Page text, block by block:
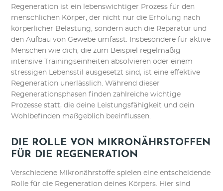
Regeneration ist ein lebenswichtiger Prozess für den
menschlichen Körper, der nicht nur die Erholung nach
körperlicher Belastung, sondern auch die Reparatur und
den Aufbau von Gewebe umfasst. Insbesondere für aktive
Menschen wie dich, die zum Beispiel regelmäßig
intensive Trainingseinheiten absolvieren oder einem
stressigen Lebensstil ausgesetzt sind, ist eine effektive
Regeneration unerlässlich. Während dieser
Regenerationsphasen finden zahlreiche wichtige
Prozesse statt, die deine Leistungsfähigkeit und dein
Wohlbefinden maßgeblich beeinflussen.
DIE ROLLE VON MIKRONÄHRSTOFFEN
FÜR DIE REGENERATION
Verschiedene Mikronährstoffe spielen eine entscheidende
Rolle für die Regeneration deines Körpers. Hier sind